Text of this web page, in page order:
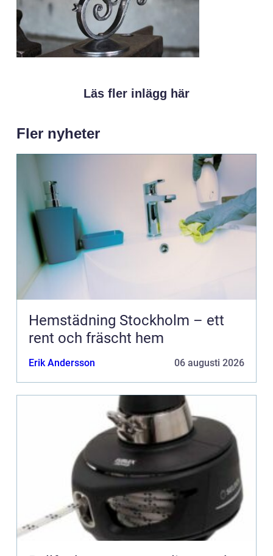
Läs fler inlägg här
Fler nyheter
Hemstädning Stockholm – ett
rent och fräscht hem
Erik Andersson 06 augusti 2026